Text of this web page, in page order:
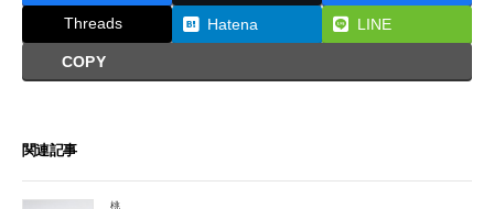
Threads Hatena LINE
COPY
関連記事
桃